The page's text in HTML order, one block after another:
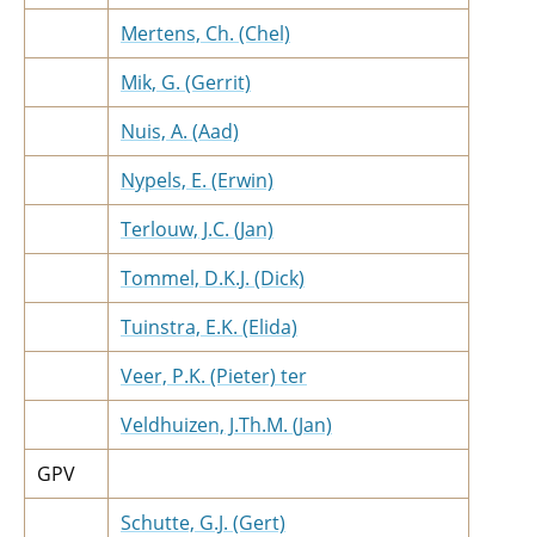
Mertens, Ch. (Chel)
Mik, G. (Gerrit)
Nuis, A. (Aad)
Nypels, E. (Erwin)
Terlouw, J.C. (Jan)
Tommel, D.K.J. (Dick)
Tuinstra, E.K. (Elida)
Veer, P.K. (Pieter) ter
Veldhuizen, J.Th.M. (Jan)
GPV
Schutte, G.J. (Gert)